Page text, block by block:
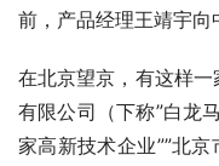
前，产品经理王靖宇向
在北京望京，有这样
有限公司（下称”白龙
家高新技术企业””北京